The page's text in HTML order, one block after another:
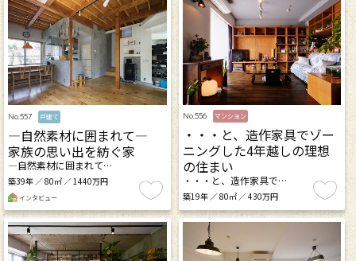
No.557 戸建て
―自然素材に囲まれて―
家族の思い出を紡ぐ家
―自然素材に囲まれて…
築39年 ／ 80㎡ ／ 1440万円
インタビュー
No.556 マンション
・・・と、造作家具でゾー
ニングした4年越しの理想
の住まい
・・・と、造作家具で…
築19年 ／ 80㎡ ／ 430万円